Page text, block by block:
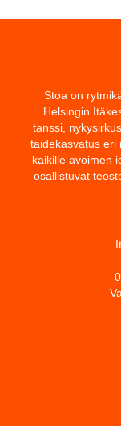
Stoa on
Helsingin
tanssi,
taidekasvatus eri
kaikille avoimen
osallistuvat